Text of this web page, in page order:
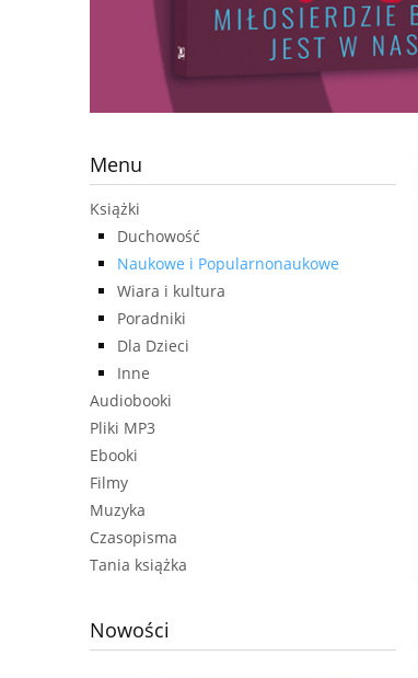
Menu
Książki
Duchowość
Naukowe i Popularnonaukowe
Wiara i kultura
Poradniki
Dla Dzieci
Inne
Audiobooki
Pliki MP3
Ebooki
Filmy
Muzyka
Czasopisma
Tania książka
Nowości